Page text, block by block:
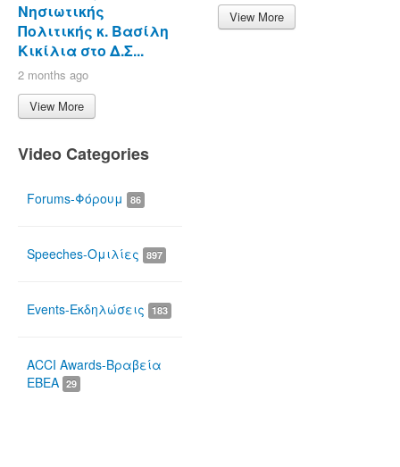
Νησιωτικής
Πολιτικής κ. Βασίλη
Κικίλια στο Δ.Σ...
2 months ago
View More
Video Categories
Forums-Φόρουμ 86
Speeches-Ομιλίες 897
Events-Εκδηλώσεις 183
ACCI Awards-Βραβεία
ΕΒΕΑ 29
View More